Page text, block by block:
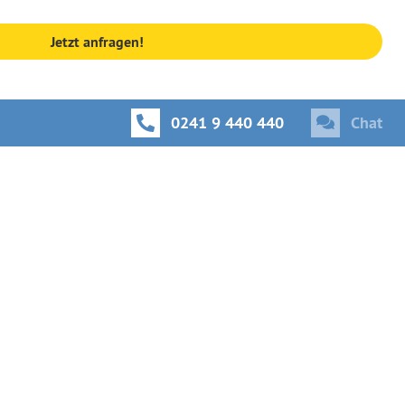
Jetzt anfragen!
0241 9 440 440 Chat